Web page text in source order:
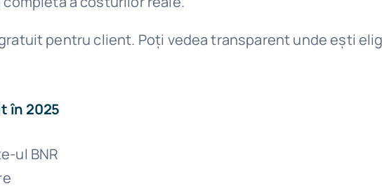
pentru client. Poți vedea transparent unde ești
în 2025
ul BNR